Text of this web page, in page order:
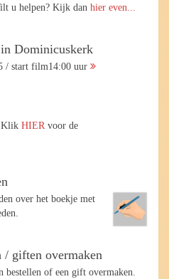
u helpen? Kijk dan hier even...
Dominicuskerk
/ start film14:00 uur
Klik HIER voor de
over het boekje met
/ giften overmaken
bestellen of een gift overmaken.